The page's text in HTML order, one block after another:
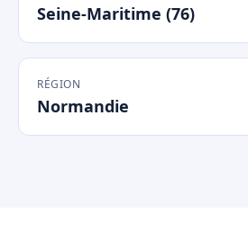
Seine-Maritime (76)
RÉGION
Normandie